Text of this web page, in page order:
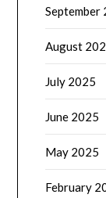
September
August
July 2025
June 2025
May 2025
February